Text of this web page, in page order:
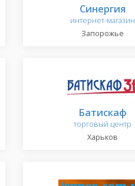
Синергия
интернет-магазин
Запорожье
Батискаф
торговый центр
Харьков